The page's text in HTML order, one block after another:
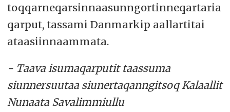
toqqarneqarsinnaasunngortinneqartaria
qarput, tassami Danmarkip aallartitai
ataasiinnaammata.
- Taava isumaqarputit taassuma
siunnersuutaa siunertaqanngitsoq Kalaallit
Nunaata Savalimmiullu